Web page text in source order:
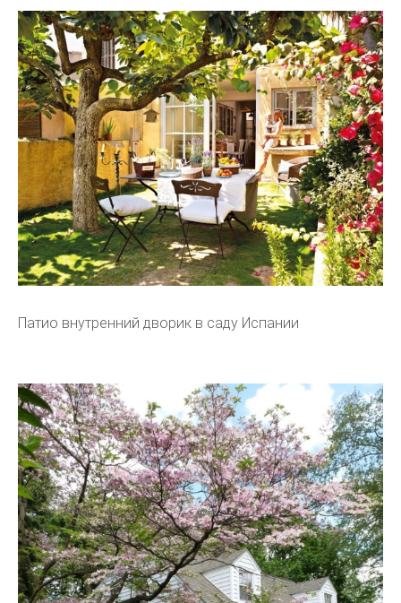
Патио внутренний дворик в саду Испании